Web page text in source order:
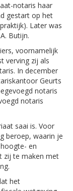
notaris haar
gestart op het
Later was
Butijn.
voornamelijk
verving zij als
In december
Geurts
notaris
notaris
saai is. Voor
beroep, waarin je
en
zij te maken met
het